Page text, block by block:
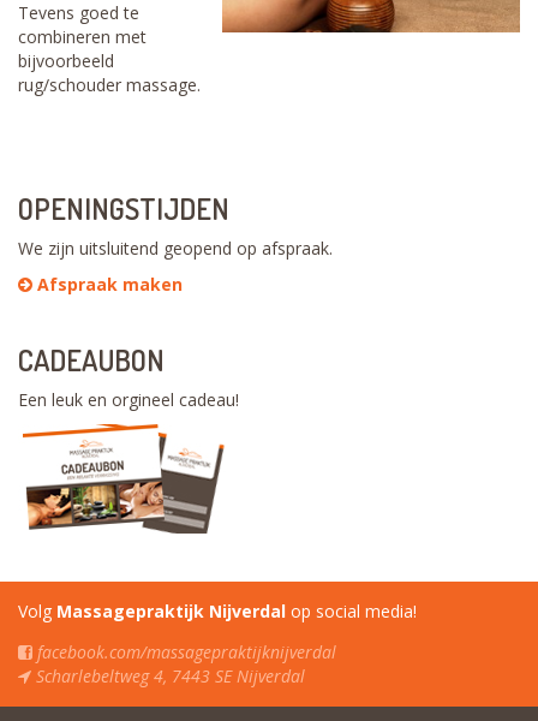
Tevens goed te
combineren met
bijvoorbeeld
rug/schouder massage.
OPENINGSTIJDEN
We zijn uitsluitend geopend op afspraak.
Afspraak maken
CADEAUBON
Een leuk en orgineel cadeau!
Volg Massagepraktijk Nijverdal op social media!
facebook.com/massagepraktijknijverdal
Scharlebeltweg 4, 7443 SE Nijverdal